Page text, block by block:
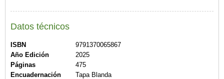
Datos técnicos
ISBN
9791370065867
Año Edición
2025
Páginas
475
Encuadernación
Tapa Blanda